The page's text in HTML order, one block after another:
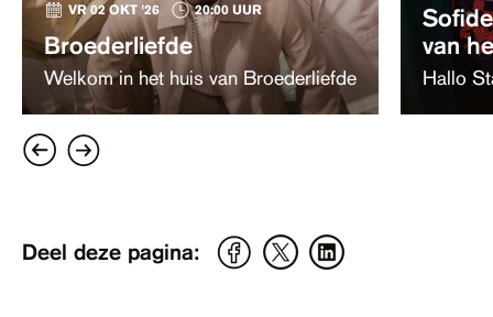
VR 02 OKT '26 20:00 UUR
Broederliefde
Welkom in het huis van Broederliefde
van
Hallo
Deel deze pagina: